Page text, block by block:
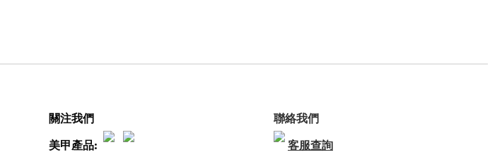
關注我們
美甲產品:
聯絡我們
客服查詢